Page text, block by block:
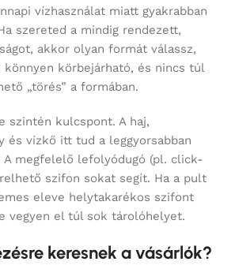
vízhasználat miatt gyakrabban
szereted a mindig rendezett,
akkor olyan formát válassz,
könnyen körbejárható, és nincs túl
„törés” a formában.
szintén kulcspont. A haj,
és vízkő itt tud a leggyorsabban
A megfelelő lefolyódugó (pl. click-
szifon sokat segít. Ha a pult
eleve helytakarékos szifont
vegyen el túl sok tárolóhelyet.
keresnek a vásárlók?